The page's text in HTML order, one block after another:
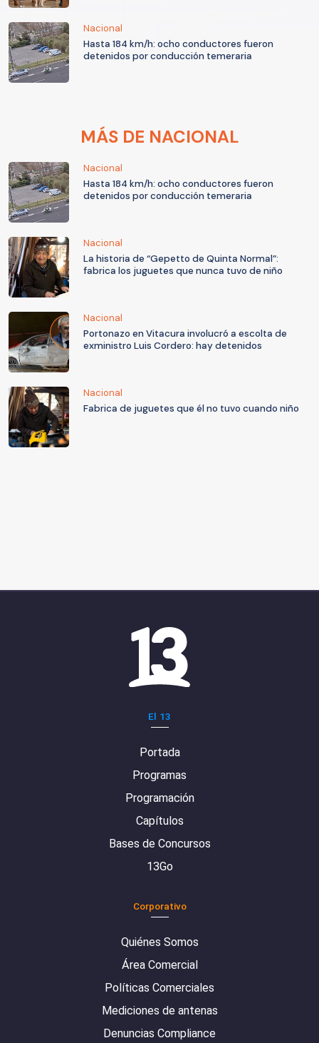
Nacional
Hasta 184 km/h: ocho conductores fueron
detenidos por conducción temeraria
MÁS DE NACIONAL
Nacional
Hasta 184 km/h: ocho conductores fueron
detenidos por conducción temeraria
Nacional
La historia de “Gepetto de Quinta Normal”:
fabrica los juguetes que nunca tuvo de niño
Nacional
Portonazo en Vitacura involucró a escolta de
exministro Luis Cordero: hay detenidos
Nacional
Fabrica de juguetes que él no tuvo cuando niño
El 13
Portada
Programas
Programación
Capítulos
Bases de Concursos
13Go
Corporativo
Quiénes Somos
Área Comercial
Políticas Comerciales
Mediciones de antenas
Denuncias Compliance